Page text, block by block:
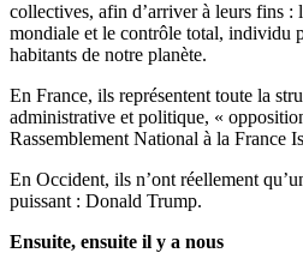
collectives, afin d’arriver à leurs fins :
mondiale et le contrôle total, individu
habitants de notre planète.
En France, ils représentent toute la
administrative et politique, «
Rassemblement National à la France
En Occident, ils n’ont réellement
puissant : Donald Trump.
Ensuite, ensuite il y a nous